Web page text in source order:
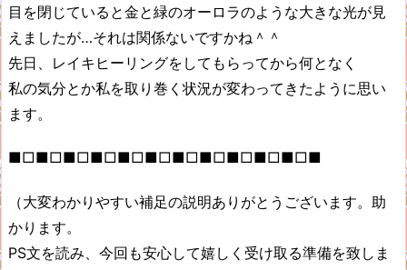
目を閉じていると金と緑のオーロラのような大きな光が見
えましたが…それは関係ないですかね＾＾
先日、レイキヒーリングをしてもらってから何となく
私の気分とか私を取り巻く状況が変わってきたように思い
ます。
■□■□■□■□■□■□■□■□■□■□■□■
（大変わかりやすい補足の説明ありがとうございます。助
かります。
PS文を読み、今回も安心して嬉しく受け取る準備を致しま